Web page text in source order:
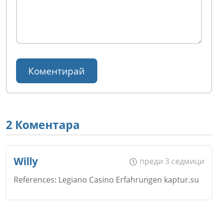
2 Коментара
Willy
преди 3 седмици
References: Legiano Casino Erfahrungen kaptur.su